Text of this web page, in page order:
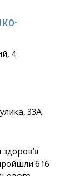
4
33А
616